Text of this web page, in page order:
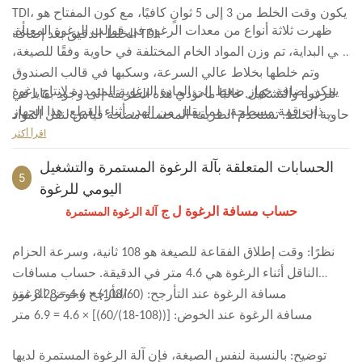
TDI، يكون وقت الخلط من 3 إلى 5 ثوانٍ كافيًا، مع كون المفتاح هو
الخلط الدقيق بعد إضافة TDI.
ظهرت ثلاثة أنواع من معدات الرغوة في قوالب الرغوة المعبأة.
في البداية، تم وزن المواد الخام المختلفة في حاوية وفقًا للصيغة،
وتم خلطها بخلاط عالي السرعة، وسكبها في قالب الصندوق
للرغوة والتشكيل. غالبًا ما تؤدي هذه الطريقة إلى وجود بقايا في
حاوية الخلط. تستخدم الطريقة المحسنة مضخة قياس لنقل المواد
الخام إلى برميل الخلط من أجل الخلط الموحد. يقوم جهاز
ميكانيكي بإغلاق الجزء السفلي من البرميل تلقائيًا، ويتم استخدام
الهواء المضغوط لضغط المادة داخل صندوق الرغوة لتشكيلها.
يمكن أن تؤدي كلتا الطريقتين إلى حدوث دوامات بسبب التدفق
السريع للمواد إلى الصندوق، مما قد يسبب عيوبًا أو انخفاضات في
برميل الخلط بدون قاع مباشرة في وسط صندوق الرغوة. تقوم
مضخة القياس بتوصيل المواد الخام المختلفة اللازمة للرغوة إلى
برميل الخلط. بعد الخلط لبضع ثوان، يقوم جهاز الرفع برفع برميل
الخلط خارج صندوق الرغوة، مما يسمح لمادة الرغوة بالتدفق
بسلاسة على قاع الصندوق بأكمله. وهذا يمنع تشقق الرغوة بسبب
يمكن إضافة جهاز ضغط إلى المادة الرغوية المتمددة لإنتاج رغوة
ذات قمة مسطحة، مما يقلل من الهدر أثناء القطع. هذا الجهاز
مناسب لإنتاج رغوة البولي يوريثان الناعمة من نوع البولي إيثر
أسيتات البولي فينيل، لا يمكن استخدام هذه الطريقة بسبب
اللزوجة العالية للمادة، ويتم استخدام الطرق المستمرة بشكل
اقرأ أكثر
5
الحسابات المتعلقة بآلة الرغوة المستمرة والتشغيل
اليومي للرغوة
حساب مسافة الرغوة ل جآلة الرغوة المستمرة
نظرًا: وقت إطلاق الفقاعة للصيغة هو 108 ثانية، وسرعة الحزام
الناقل أثناء الرغوة هي 4.6 متر في الدقيقة. حساب مسافات
التأرجح وحوض الرغوة.
مسافة الرغوة عند التأرجح: (108/60) × 4.6 = 8.28 متر
مسافة الرغوة عند الخوض: [((108-18)/60)] × 4.6 = 6.9 متر
توضيح: بالنسبة لنفس الصيغة، فإن آلة الرغوة المستمرة لديها